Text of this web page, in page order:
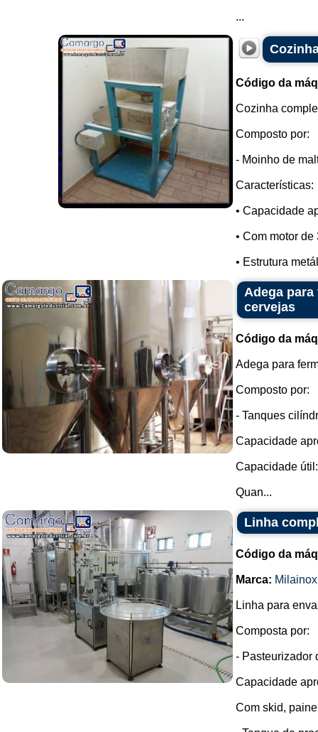
...
Código da
Cozinha
Composto por:
- Moinho de
Características:
• Capacidade
• Com motor de
• Estrutura
Adega
cervejas
Código da
Adega para
Composto por:
- Tanques
Capacidade
Capacidade
Quan...
Linha
Código da
Marca: Milainox
Linha para
Composta por:
- Pasteurizador
Capacidade
Com skid,